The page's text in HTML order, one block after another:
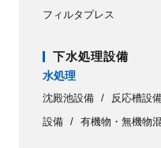
フィルタプレス
下水処理設備
水処理
沈殿池設備 反応槽設
設備
有機物・無機物